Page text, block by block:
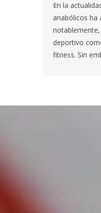
En la
anabólicos ha
deportivo
fitness. Sin